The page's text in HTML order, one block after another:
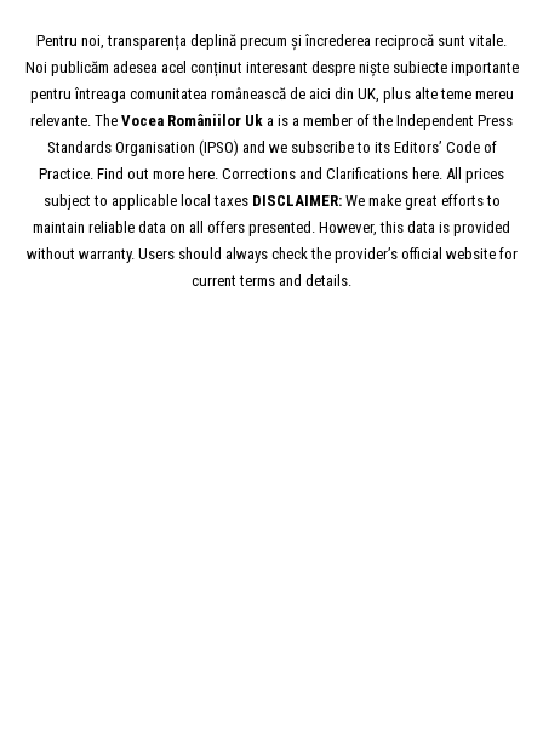
Pentru noi, transparența deplină precum și încrederea reciprocă sunt vitale.
Noi publicăm adesea acel conținut interesant despre niște subiecte importante
pentru întreaga comunitatea românească de aici din UK, plus alte teme mereu
relevante. The Vocea Româniilor Uk a is a member of the Independent Press
Standards Organisation (IPSO) and we subscribe to its Editors’ Code of
Practice. Find out more here. Corrections and Clarifications here. All prices
subject to applicable local taxes DISCLAIMER: We make great efforts to
maintain reliable data on all offers presented. However, this data is provided
without warranty. Users should always check the provider’s official website for
current terms and details.